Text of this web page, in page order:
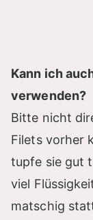
Kann ich
verwenden?
Bitte nicht
Filets vorher
tupfe sie gut
viel
matschig